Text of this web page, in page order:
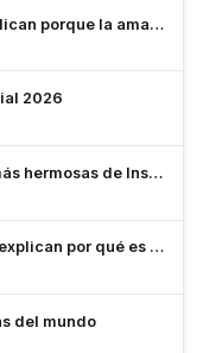
porque la amamos
2026
de Instagram
las más hermosas de México
del mundo